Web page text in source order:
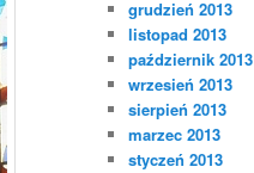
grudzień 2013
listopad 2013
październik 2013
wrzesień 2013
sierpień 2013
marzec 2013
styczeń 2013